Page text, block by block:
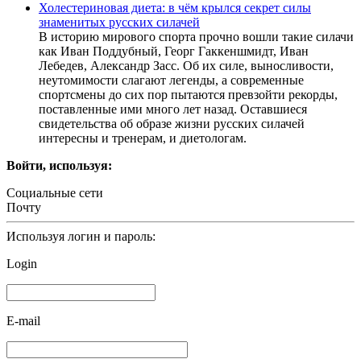
Холестериновая диета: в чём крылся секрет силы
знаменитых русских силачей
В историю мирового спорта прочно вошли такие силачи
как Иван Поддубный, Георг Гаккеншмидт, Иван
Лебедев, Александр Засс. Об их силе, выносливости,
неутомимости слагают легенды, а современные
спортсмены до сих пор пытаются превзойти рекорды,
поставленные ими много лет назад. Оставшиеся
свидетельства об образе жизни русских силачей
интересны и тренерам, и диетологам.
Войти, используя:
Социальные сети
Почту
Используя логин и пароль:
Login
E-mail